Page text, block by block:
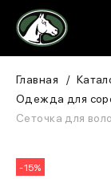
Москва
Для всадника
Главная
Одежда для
Сеточка для
-15%